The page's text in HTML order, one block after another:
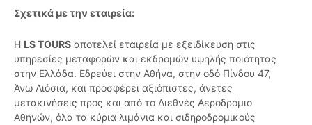
Σχετικά με την εταιρεία:
Η LS TOURS αποτελεί εταιρεία με εξειδίκευση στις
υπηρεσίες μεταφορών και εκδρομών υψηλής ποιότητας
στην Ελλάδα. Εδρεύει στην Αθήνα, στην οδό Πίνδου 47,
Άνω Λιόσια, και προσφέρει αξιόπιστες, άνετες
μετακινήσεις προς και από το Διεθνές Αεροδρόμιο
Αθηνών, όλα τα κύρια λιμάνια και σιδηροδρομικούς